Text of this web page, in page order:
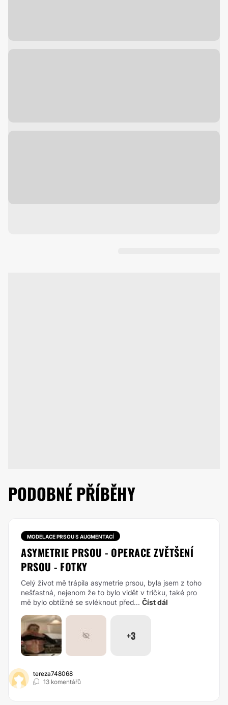
PODOBNÉ PŘÍBĚHY
MODELACE PRSOU S AUGMENTACÍ
ASYMETRIE PRSOU - OPERACE ZVĚTŠENÍ
PRSOU - FOTKY
Celý život mě trápila asymetrie prsou, byla jsem z toho
nešťastná, nejenom že to bylo vidět v tričku, také pro
mě bylo obtížné se svléknout před... Číst dál
+3
tereza748068
13 komentářů